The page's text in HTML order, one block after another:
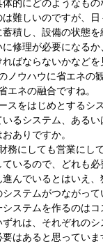
的にどのようなもの
難しいのですが、
積し、設備の状態を
修理が必要になるか
ばならないかなど
ノウハウに省エネの
エネの融合ですね。
スをはじめとするシ
るシステム、ある
ありですか。
務にしても営業にし
いるので、どれも
んでいるとはいえ、
ステムがつながっ
ステムを作るのは
れは、それぞれのシ
はあると思っていま